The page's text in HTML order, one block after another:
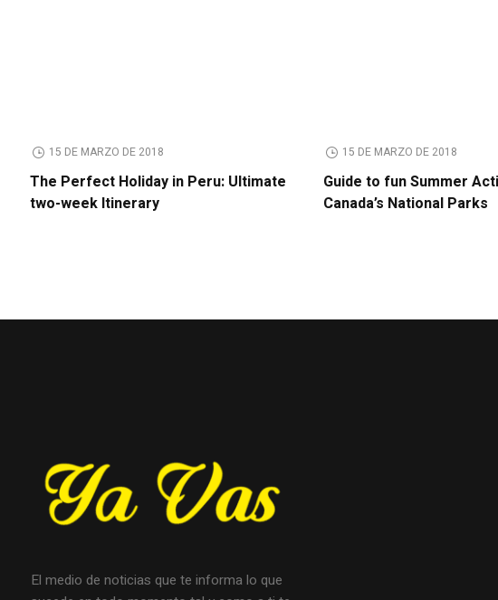
15 DE MARZO DE 2018
The Perfect Holiday in Peru: Ultimate
two-week Itinerary
15 DE MARZO DE 2018
Guide to fun Summer
Canada’s National Parks
El medio de noticias que te informa lo que